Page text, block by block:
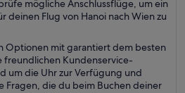
mögliche Anschlussflüge, um ein
deinen Flug von Hanoi nach Wien zu
Optionen mit garantiert dem besten
freundlichen Kundenservice-
um die Uhr zur Verfügung und
Fragen, die du beim Buchen deiner